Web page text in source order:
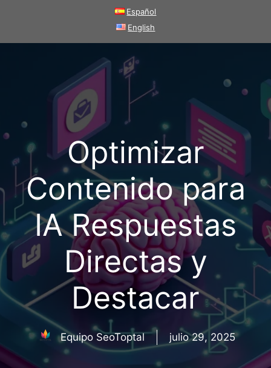
Español
English
Optimizar
Contenido para
IA Respuestas
Directas y
Destacar
Equipo SeoToptal julio 29, 2025